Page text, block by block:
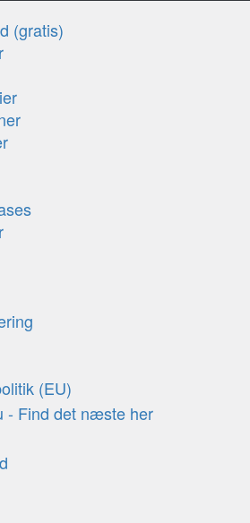
(gratis)
(EU)